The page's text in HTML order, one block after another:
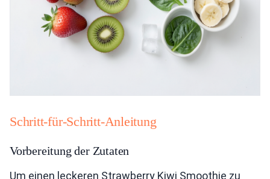
Schritt-für-Schritt-Anleitung
Vorbereitung der Zutaten
Um einen leckeren Strawberry Kiwi Smoothie zu